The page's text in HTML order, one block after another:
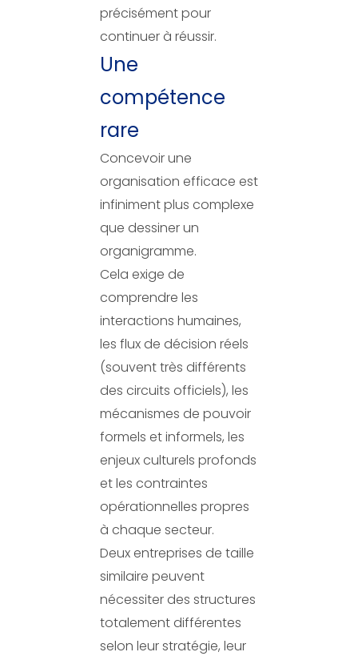
précisément pour
continuer à réussir.
Une
compétence
rare
Concevoir une
organisation efficace est
infiniment plus complexe
que dessiner un
organigramme.
Cela exige de
comprendre les
interactions humaines,
les flux de décision réels
(souvent très différents
des circuits officiels), les
mécanismes de pouvoir
formels et informels, les
enjeux culturels profonds
et les contraintes
opérationnelles propres
à chaque secteur.
Deux entreprises de taille
similaire peuvent
nécessiter des structures
totalement différentes
selon leur stratégie, leur